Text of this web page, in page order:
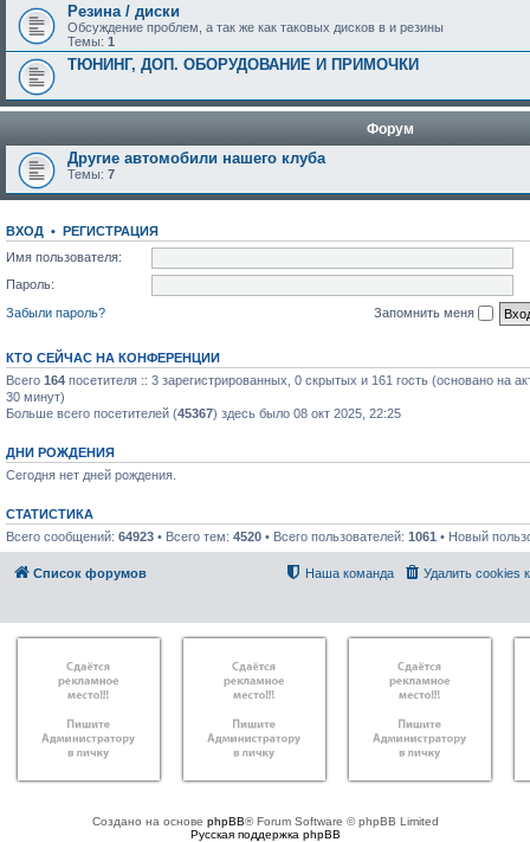
Резина / диски
Обсуждение проблем, а так же как таковых дисков в и резины
Темы: 1
ТЮНИНГ, ДОП. ОБОРУДОВАНИЕ И ПРИМОЧКИ
Форум
Другие автомобили нашего клуба
Темы: 7
ВХОД • РЕГИСТРАЦИЯ
Имя пользователя:
Пароль:
Забыли пароль?
Запомнить меня
КТО СЕЙЧАС НА КОНФЕРЕНЦИИ
Всего 164 посетителя :: 3 зарегистрированных, 0 скрытых и 161 гость (основано на
30 минут)
Больше всего посетителей (45367) здесь было 08 окт 2025, 22:25
ДНИ РОЖДЕНИЯ
Сегодня нет дней рождения.
СТАТИСТИКА
Всего сообщений: 64923 • Всего тем: 4520 • Всего пользователей: 1061 • Новый
Список форумов Удалить cookies
Наша команда
Создано на основе phpBB® Forum Software © phpBB Limited
Русская поддержка phpBB